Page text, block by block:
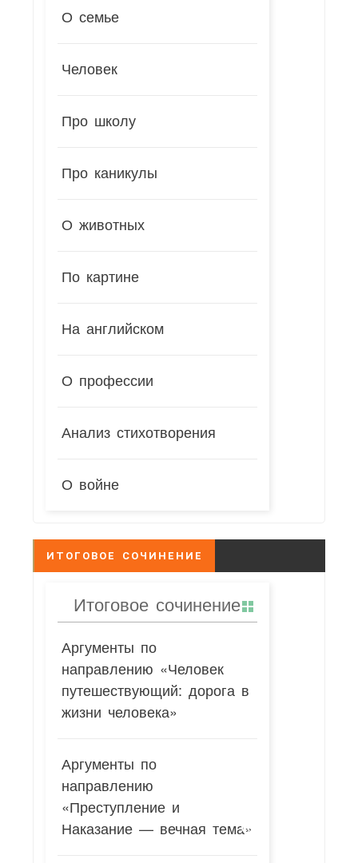
О семье
Человек
Про школу
Про каникулы
О животных
По картине
На английском
О профессии
Анализ стихотворения
О войне
ИТОГОВОЕ СОЧИНЕНИЕ
Итоговое сочинение
Аргументы по
направлению «Человек
путешествующий: дорога в
жизни человека»
Аргументы по
направлению
«Преступление и
Наказание — вечная тема»